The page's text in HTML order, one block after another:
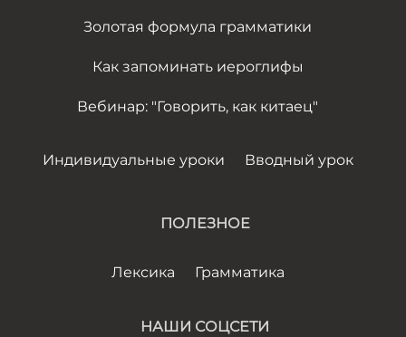
Золотая формула грамматики
Как запоминать иероглифы
Вебинар: "Говорить, как китаец"
Индивидуальные уроки Вводный урок
ПОЛЕЗНОЕ
Лексика Грамматика
НАШИ СОЦСЕТИ